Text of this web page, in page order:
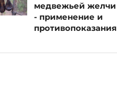
медвежьей желчи
- применение и
противопоказания